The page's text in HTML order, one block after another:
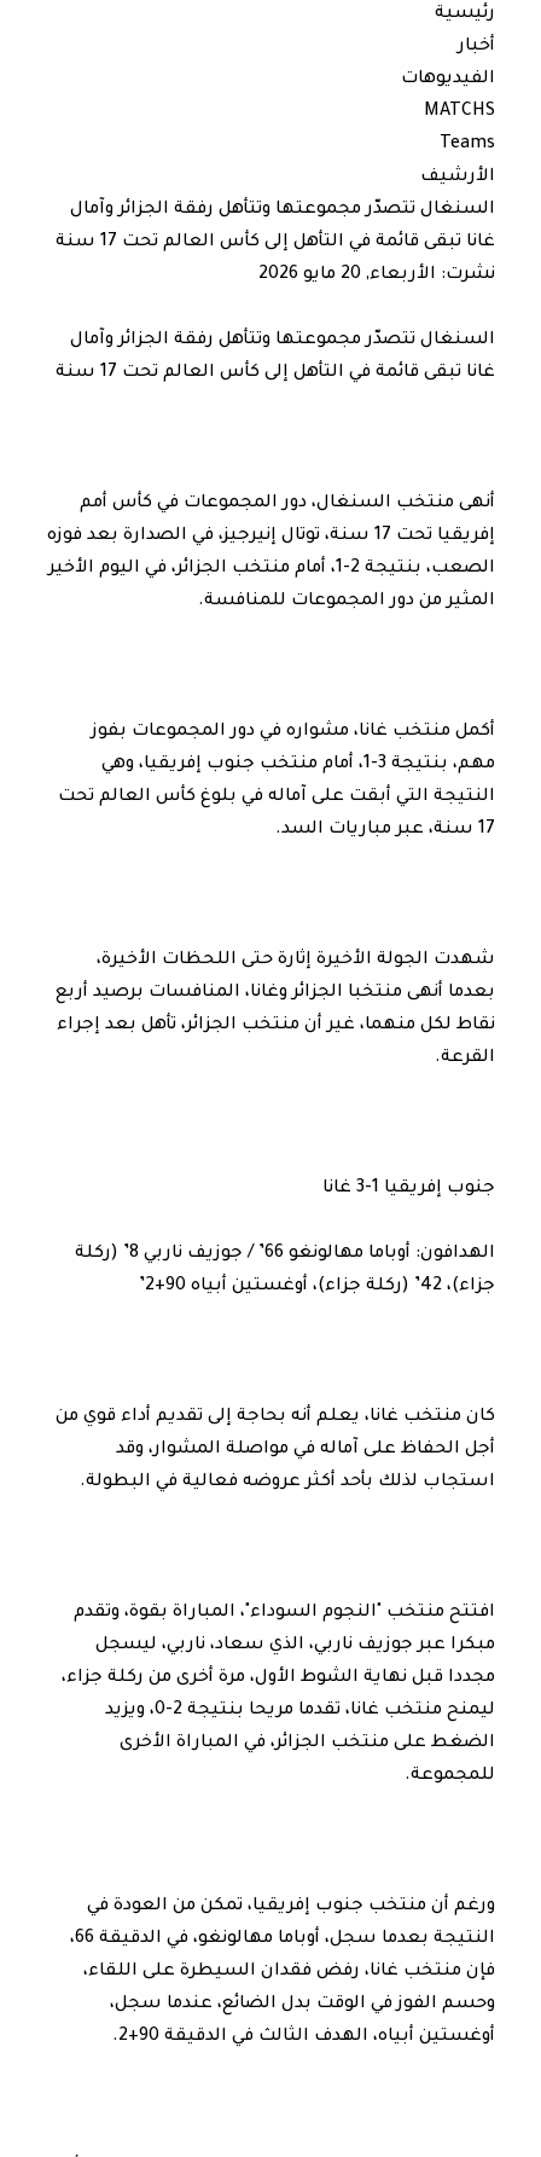
رئيسية
أخبار
الفيديوهات
MATCHS
Teams
الأرشيف
السنغال تتصدّر مجموعتها وتتأهل رفقة الجزائر وآمال
غانا تبقى قائمة في التأهل إلى كأس العالم تحت 17 سنة
نشرت: الأربعاء, 20 مايو 2026
السنغال تتصدّر مجموعتها وتتأهل رفقة الجزائر وآمال
غانا تبقى قائمة في التأهل إلى كأس العالم تحت 17 سنة
أنهى منتخب السنغال، دور المجموعات في كأس أمم
إفريقيا تحت 17 سنة، توتال إنيرجيز، في الصدارة بعد فوزه
الصعب، بنتيجة 2-1، أمام منتخب الجزائر، في اليوم الأخير
المثير من دور المجموعات للمنافسة.
أكمل منتخب غانا، مشواره في دور المجموعات بفوز
مهم، بنتيجة 3-1، أمام منتخب جنوب إفريقيا، وهي
النتيجة التي أبقت على آماله في بلوغ كأس العالم تحت
17 سنة، عبر مباريات السد.
شهدت الجولة الأخيرة إثارة حتى اللحظات الأخيرة،
بعدما أنهى منتخبا الجزائر وغانا، المنافسات برصيد أربع
نقاط لكل منهما، غير أن منتخب الجزائر، تأهل بعد إجراء
القرعة.
جنوب إفريقيا 1-3 غانا
الهدافون: أوباما مهالونغو 66’ / جوزيف ناربي 8’ (ركلة
جزاء)، 42’ (ركلة جزاء)، أوغستين أبياه 90+2’
كان منتخب غانا، يعلم أنه بحاجة إلى تقديم أداء قوي من
أجل الحفاظ على آماله في مواصلة المشوار، وقد
استجاب لذلك بأحد أكثر عروضه فعالية في البطولة.
افتتح منتخب "النجوم السوداء"، المباراة بقوة، وتقدم
مبكرا عبر جوزيف ناربي، الذي سعاد، ناربي، ليسجل
مجددا قبل نهاية الشوط الأول، مرة أخرى من ركلة جزاء،
ليمنح منتخب غانا، تقدما مريحا بنتيجة 2-0، ويزيد
الضغط على منتخب الجزائر، في المباراة الأخرى
للمجموعة.
ورغم أن منتخب جنوب إفريقيا، تمكن من العودة في
النتيجة بعدما سجل، أوباما مهالونغو، في الدقيقة 66،
فإن منتخب غانا، رفض فقدان السيطرة على اللقاء،
وحسم الفوز في الوقت بدل الضائع، عندما سجل،
أوغستين أبياه، الهدف الثالث في الدقيقة 90+2.